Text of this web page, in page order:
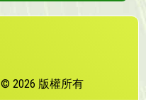
© 2026 版權所有